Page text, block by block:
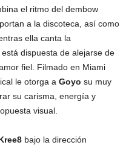
el ritmo del dembow
a la discoteca, así como
ella canta la
dispuesta de alejarse de
fiel. Filmado en Miami
le otorga a Goyo su muy
su carisma, energía y
visual.
bajo la dirección